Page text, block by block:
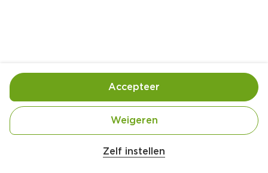
Ingrediënten Bereiding
Zelf instellen
Weigeren
Accepteer